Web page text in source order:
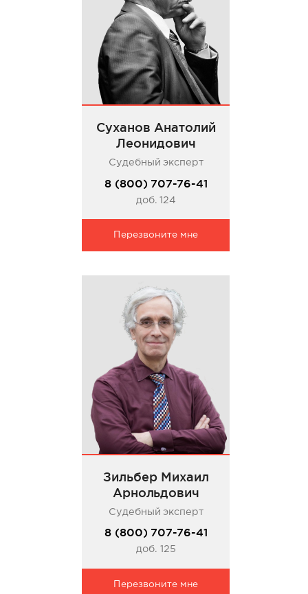
Суханов Анатолий
Леонидович
Судебный эксперт
8 (800) 707-76-41
доб. 124
Перезвоните мне
Зильбер Михаил
Арнольдович
Судебный эксперт
8 (800) 707-76-41
доб. 125
Перезвоните мне